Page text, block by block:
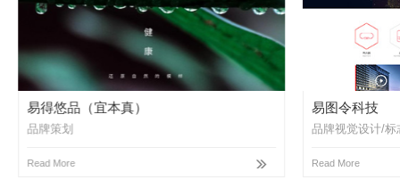
易得悠品（宜本真）
品牌策划
Read More
易图令科技
品牌视觉设计/标
Read More